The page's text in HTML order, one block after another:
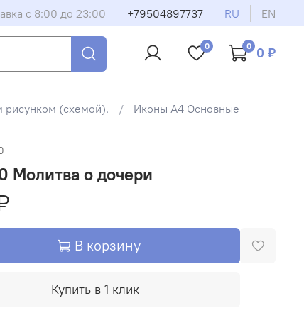
с 8:00 до 23:00 +79504897737 RU EN
0 0 0 ₽
рисунком (схемой). Иконы А4 Основные
Молитва о дочери
В корзину
Купить в 1 клик